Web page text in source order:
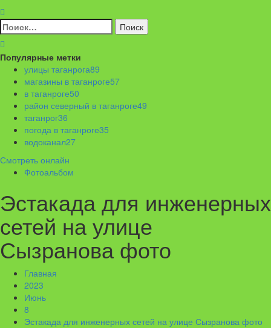
Найти:
Популярные метки
улицы таганрога89
магазины в таганроге57
в таганроге50
район северный в таганроге49
таганрог36
погода в таганроге35
водоканал27
Смотреть онлайн
Фотоальбом
Эстакада для инженерных
сетей на улице
Сызранова фото
Главная
2023
Июнь
8
Эстакада для инженерных сетей на улице Сызранова фото